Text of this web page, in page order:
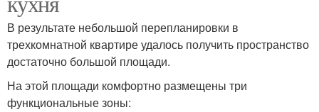
В результате небольшой перепланировки в
трехкомнатной квартире удалось получить пространство
достаточно большой площади.
На этой площади комфортно размещены три
функциональные зоны: